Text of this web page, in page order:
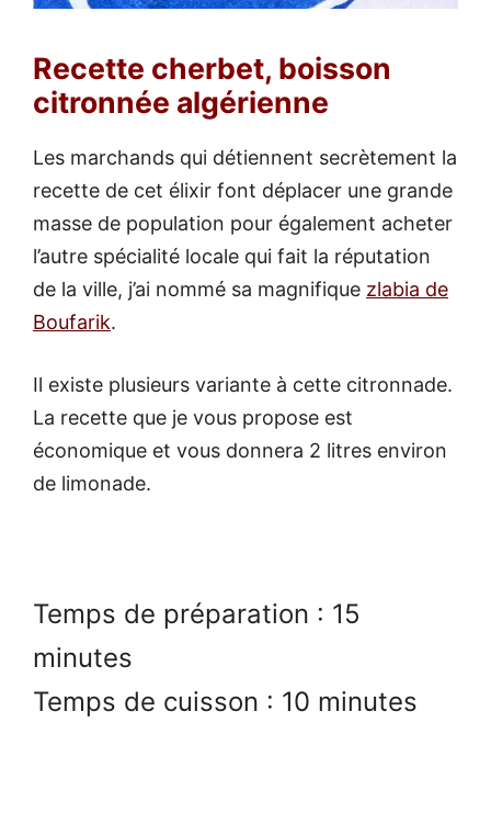
Recette cherbet, boisson
citronnée algérienne
Les marchands qui détiennent secrètement la
recette de cet élixir font déplacer une grande
masse de population pour également acheter
l’autre spécialité locale qui fait la réputation
de la ville, j’ai nommé sa magnifique zlabia de
Boufarik.
Il existe plusieurs variante à cette citronnade.
La recette que je vous propose est
économique et vous donnera 2 litres environ
de limonade.
Temps de préparation : 15
minutes
Temps de cuisson : 10 minutes